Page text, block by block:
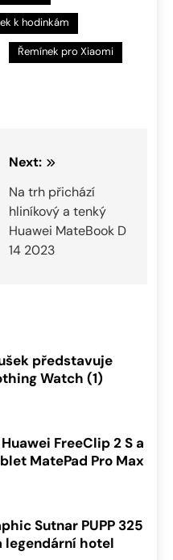
k hodinkám
Řemínek pro Xiaomi
Next:
Na trh přichází
hliníkový a tenký
Huawei MateBook D
14 2023
představuje
Watch (1)
FreeClip 2 S a
MatePad Pro Max
Sutnar PUPP 325
legendární hotel